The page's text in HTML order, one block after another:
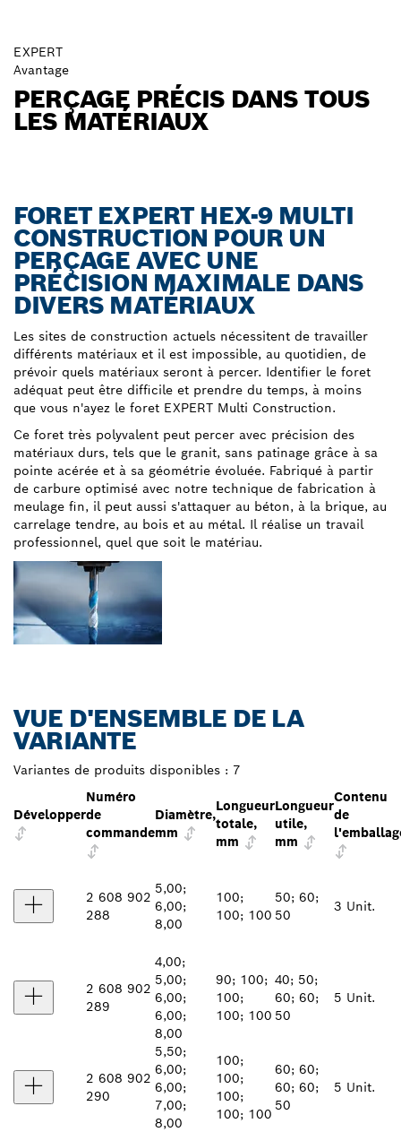
EXPERT
Avantage
PERÇAGE PRÉCIS DANS TOUS
LES MATÉRIAUX
FORET EXPERT HEX-9 MULTI
CONSTRUCTION POUR UN
PERÇAGE AVEC UNE
PRÉCISION MAXIMALE DANS
DIVERS MATÉRIAUX
Les sites de construction actuels nécessitent de travailler
différents matériaux et il est impossible, au quotidien, de
prévoir quels matériaux seront à percer. Identifier le foret
adéquat peut être difficile et prendre du temps, à moins
que vous n'ayez le foret EXPERT Multi Construction.
Ce foret très polyvalent peut percer avec précision des
matériaux durs, tels que le granit, sans patinage grâce à sa
pointe acérée et à sa géométrie évoluée. Fabriqué à partir
de carbure optimisé avec notre technique de fabrication à
meulage fin, il peut aussi s'attaquer au béton, à la brique, au
carrelage tendre, au bois et au métal. Il réalise un travail
professionnel, quel que soit le matériau.
VUE D'ENSEMBLE DE LA
VARIANTE
Variantes de produits disponibles : 7
Développer
Numéro
de
commande
Diamètre,
mm
Longueur
totale,
mm
Longueur
utile,
mm
Contenu
de
2 608 902
288
5,00;
6,00;
8,00
100;
100; 100
50; 60;
50
3 Unit.
2 608 902
289
4,00;
5,00;
6,00;
6,00;
8,00
90; 100;
100;
100; 100
40; 50;
60; 60;
50
5 Unit.
2 608 902
290
5,50;
6,00;
6,00;
7,00;
8,00
100;
100;
100;
100; 100
60; 60;
60; 60;
50
5 Unit.